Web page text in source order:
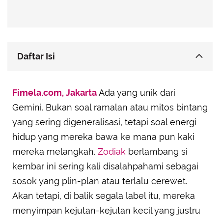
Daftar Isi
Ahli Menghadirkan Percakapan yang Bermakna
Punya Cara Unik Menyemangati
Mudah Beradaptasi tanpa Menghakimi
Membuat Rutinitas Terasa Lebih Seru dan
Mengesankan
Tidak Menuntut Kesempurnaan
Menghargai Ketidaksempurnaan Orang Lain
Fimela.com, JakartaAda yang unik dari
Gemini. Bukan soal ramalan atau mitos bintang
yang sering digeneralisasi, tetapi soal energi
hidup yang mereka bawa ke mana pun kaki
mereka melangkah. Zodiak berlambang si
kembar ini sering kali disalahpahami sebagai
sosok yang plin-plan atau terlalu cerewet.
Akan tetapi, di balik segala label itu, mereka
menyimpan kejutan-kejutan kecil yang justru